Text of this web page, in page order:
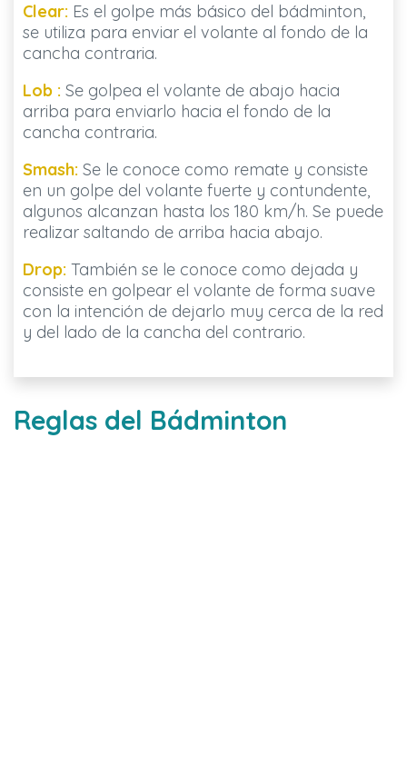
Clear: Es el golpe más básico del bádminton,
se utiliza para enviar el volante al fondo de la
cancha contraria.
Lob :Se golpea el volante de abajo hacia
arriba para enviarlo hacia el fondo de la
cancha contraria.
Smash:Se le conoce como remate y consiste
en un golpe del volante fuerte y contundente,
algunos alcanzan hasta los 180 km/h. Se puede
realizar saltando de arriba hacia abajo.
Drop:También se le conoce como dejada y
consiste en golpear el volante de forma suave
con la intención de dejarlo muy cerca de la red
y del lado de la cancha del contrario.
Reglas del Bádminton